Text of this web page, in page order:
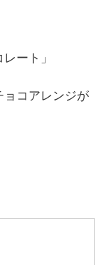
ート」
ョコアレンジが